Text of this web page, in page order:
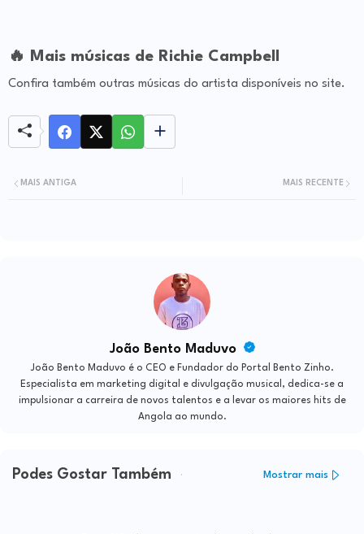
🔥 Mais músicas de Richie Campbell
Confira também outras músicas do artista disponíveis no site.
MAIS RECENTE
MAIS ANTIGA
João Bento Maduvo
João Bento Maduvo é o CEO e Fundador do Portal Bento Zinho.
Especialista em marketing digital e divulgação musical, dedica-se a
impulsionar a carreira de novos talentos e a levar os maiores hits de
Angola ao mundo.
Podes Gostar Também Mostrar mais